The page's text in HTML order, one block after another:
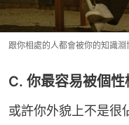
跟你相處的人都會被你的知識淵
C. 你最容易被個
或許你外貌上不是很